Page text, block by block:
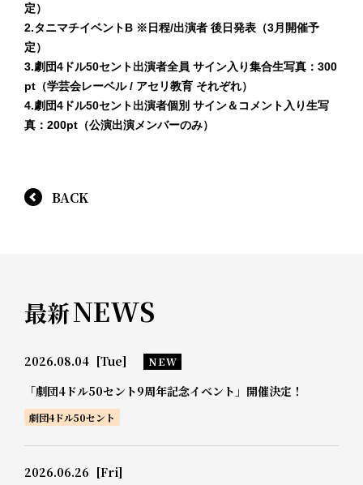
定）
2.タニマチイベントB ※日程/出演者 後日発表（3月開催予
定）
3.劇団4ドル50セント出演者全員 サイン入り集合生写真：300
pt（学芸会レーベル / アセリ教育 それぞれ）
4.劇団4ドル50セント出演者個別 サイン＆コメント入り生写
真：200pt（公演出演メンバーのみ）
BACK
最新NEWS
2026.08.04 [Tue] NEW
「劇団4ドル50セント9周年記念イベント」開催決定！
劇団4ドル50セント
2026.06.26 [Fri]